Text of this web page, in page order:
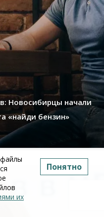
Новосибирцы начали
«найди бензин»
их
Понятно